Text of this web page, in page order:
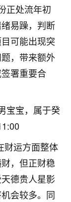
正处流年初
易躁，判断
可能出现突
，带来额外
署重要合
宝宝，属于癸
财运方面整体
，但正财稳
德贵人星影
会较多。同
她就要死要活
我推荐的慧来老
，法事一个个
她能考多好的
体心理都健健
时竞争的我们
没想到老师看
建议，做了化
调整，拖到年